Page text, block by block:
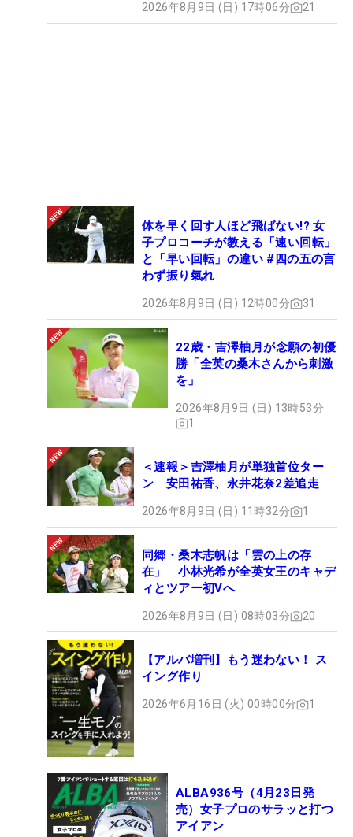
2026年8月9日 (日) 17時06分 21
体を早く回す人ほど飛ばない!? 女
子プロコーチが教える「速い回転」
と「早い回転」の違い #四の五の言
わず振り氣れ
2026年8月9日 (日) 12時00分 31
22歳・吉澤柚月が念願の初優
勝「全英の桑木さんから刺激
を」
2026年8月9日 (日) 13時53分
1
＜速報＞吉澤柚月が単独首位ター
ン 安田祐香、永井花奈2差追走
2026年8月9日 (日) 11時32分 1
同郷・桑木志帆は「雲の上の存
在」 小林光希が全英女王のキャデ
ィとツアー初Vへ
2026年8月9日 (日) 08時03分 20
【アルバ増刊】もう迷わない！ ス
イング作り
2026年6月16日 (火) 00時00分 1
ALBA936号（4月23日発
売）女子プロのサラッと打つ
アイアン